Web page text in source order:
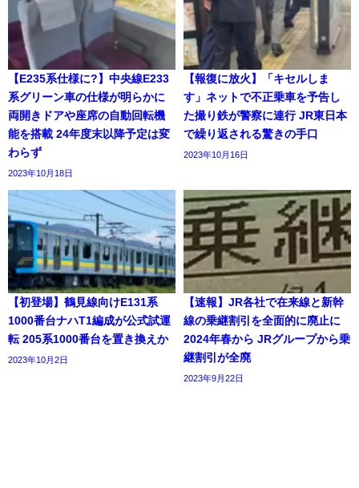
【E235系仕様に?】中央線E233
系グリーン車の仕様が明らかに
両開きドアや座席の自動回転機
能を搭載 24年度末以降予定は変
わらず
2023年10月18日
【報復に放火】「キセルしま
す」ネットで不正乗車を予告し
た撮り鉄が警察に連行 JR東日本
で繰り返される驚きの手口
2023年10月16日
【初登場】鶴見線向けE131系
1000番台ナハT1編成が公式試運
転 205系1000番台を置き換えか
2023年10月2日
【速報】JR各社で在来線と新幹
線の乗継割引を全面的に廃止に
2024年春から JRグループから乗
継割引が全廃
2023年9月22日